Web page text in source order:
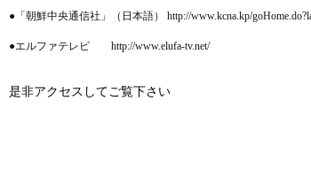
●「朝鮮中央通信社」（日本語） http://www.kcna.kp/
●エルファテレビ http://www.elufa-tv.net/
是非アクセスしてご覧下さい